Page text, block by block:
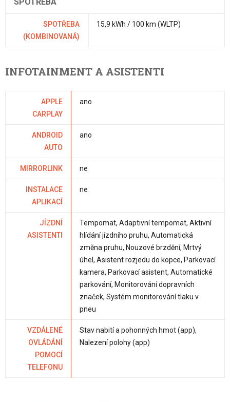
SPOTŘEBA
(KOMBINOVANÁ)
15,9 kWh / 100 km (WLTP)
INFOTAINMENT A ASISTENTI
APPLE
CARPLAY
ano
ANDROID
AUTO
ano
MIRRORLINK ne
INSTALACE
APLIKACÍ
ne
JÍZDNÍ
ASISTENTI
Tempomat, Adaptivní tempomat, Aktivní
hlídání jízdního pruhu, Automatická
změna pruhu, Nouzové brzdění, Mrtvý
úhel, Asistent rozjedu do kopce, Parkovací
kamera, Parkovací asistent, Automatické
parkování, Monitorování dopravních
značek, Systém monitorování tlaku v
pneu
VZDÁLENÉ
OVLÁDÁNÍ
POMOCÍ
TELEFONU
Stav nabití a pohonných hmot (app),
Nalezení polohy (app)